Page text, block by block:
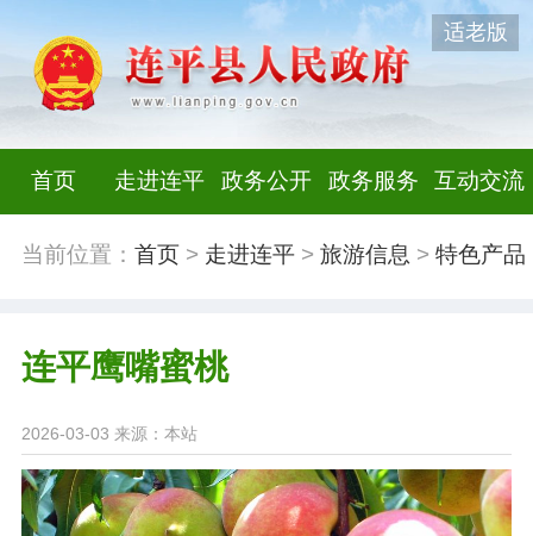
适老版
首页 走进连平 政务公开 政务服务 互动交流
当前位置： 首页> 走进连平> 旅游信息 > 特色产品
连平鹰嘴蜜桃
2026-03-03 来源：本站